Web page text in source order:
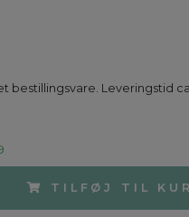
bestillingsvare. Leveringstid ca.
TILFØJ TIL